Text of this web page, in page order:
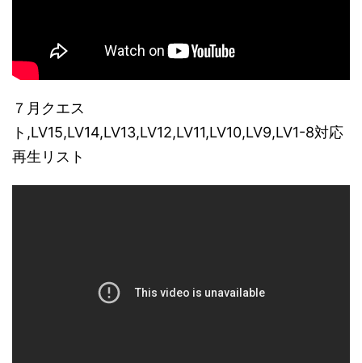
７月クエス
ト,LV15,LV14,LV13,LV12,LV11,LV10,LV9,LV1-8対応
再生リスト